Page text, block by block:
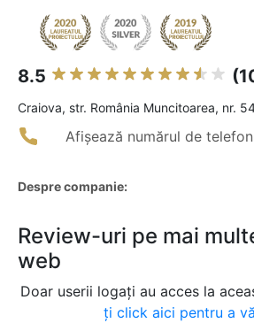
8.5
Craiova, str. România Muncitoarea, nr.
Afișează numărul de telefon
Despre companie:
Review-uri pe mai
web
Doar userii logați au acces la
ți click aici pentru a